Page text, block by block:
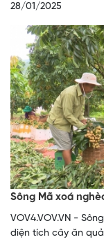
28/01/2025
Sông Mã xoá
VOV4.VOV.VN -
diện tích cây ăn